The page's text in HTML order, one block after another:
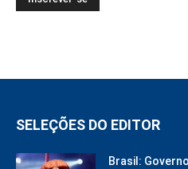
SELEÇÕES DO EDITOR
Brasil: